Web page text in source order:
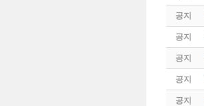
공지
공지
공지
공지
공지